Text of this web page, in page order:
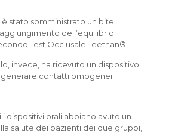
stato somministrato un bite
dell’equilibrio
Test Occlusale Teethan®.
invece, ha ricevuto un dispositivo
contatti omogenei.
dispositivi orali abbiano avuto un
salute dei pazienti dei due gruppi,